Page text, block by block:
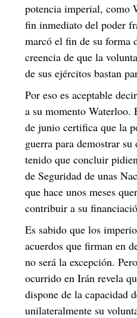
potencia imperial, como
fin inmediato del poder
marcó el fin de su forma
creencia de que la
de sus ejércitos bastan
Por eso es aceptable
a su momento Waterloo.
de junio certifica que la
guerra para demostrar
tenido que concluir
de Seguridad de unas
que hace unos meses
contribuir a su
Es sabido que los
acuerdos que firman en
no será la excepción.
ocurrido en Irán revela
dispone de la capacidad
unilateralmente su